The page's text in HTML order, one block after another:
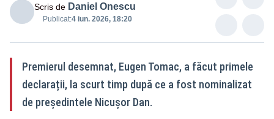
Scris de Daniel Onescu
Publicat:4 iun. 2026, 18:20
Premierul desemnat, Eugen Tomac, a făcut primele
declarații, la scurt timp după ce a fost nominalizat
de președintele Nicușor Dan.